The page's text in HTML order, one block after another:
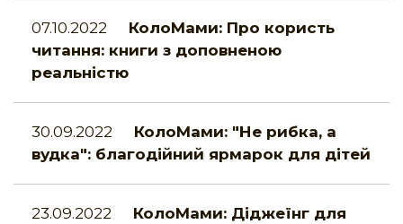
07.10.2022
КолоМами: Про користь
читання: книги з доповненою
реальністю
30.09.2022
КолоМами: "Не рибка, а
вудка": благодійний ярмарок для дітей
23.09.2022
КолоМами: Діджеїнг для